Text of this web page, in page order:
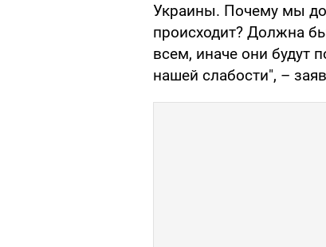
Украины. Почему мы
происходит? Должна
всем, иначе они будут
нашей слабости", –